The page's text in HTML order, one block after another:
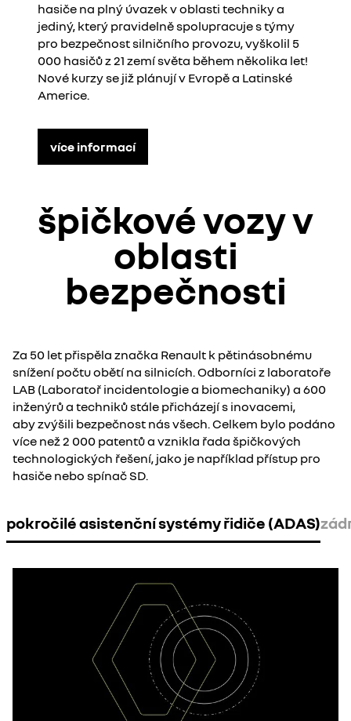
hasiče na plný úvazek v oblasti techniky a
jediný, který pravidelně spolupracuje s týmy
pro bezpečnost silničního provozu, vyškolil 5
000 hasičů z 21 zemí světa během několika let!
Nové kurzy se již plánují v Evropě a Latinské
Americe.
více informací
špičkové vozy v
oblasti
bezpečnosti​
Za 50 let přispěla značka Renault k pětinásobnému
snížení počtu obětí na silnicích. Odborníci z laboratoře
LAB (Laboratoř incidentologie a biomechaniky) a 600
inženýrů a techniků stále přicházejí s inovacemi,
aby zvýšili bezpečnost nás všech. Celkem bylo podáno
více než 2 000 patentů a vznikla řada špičkových
technologických řešení, jako je například přístup pro
hasiče nebo spínač SD. ​
pokročilé asistenční systémy řidiče (ADAS)